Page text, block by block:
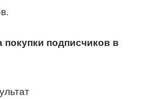
подписчиков в